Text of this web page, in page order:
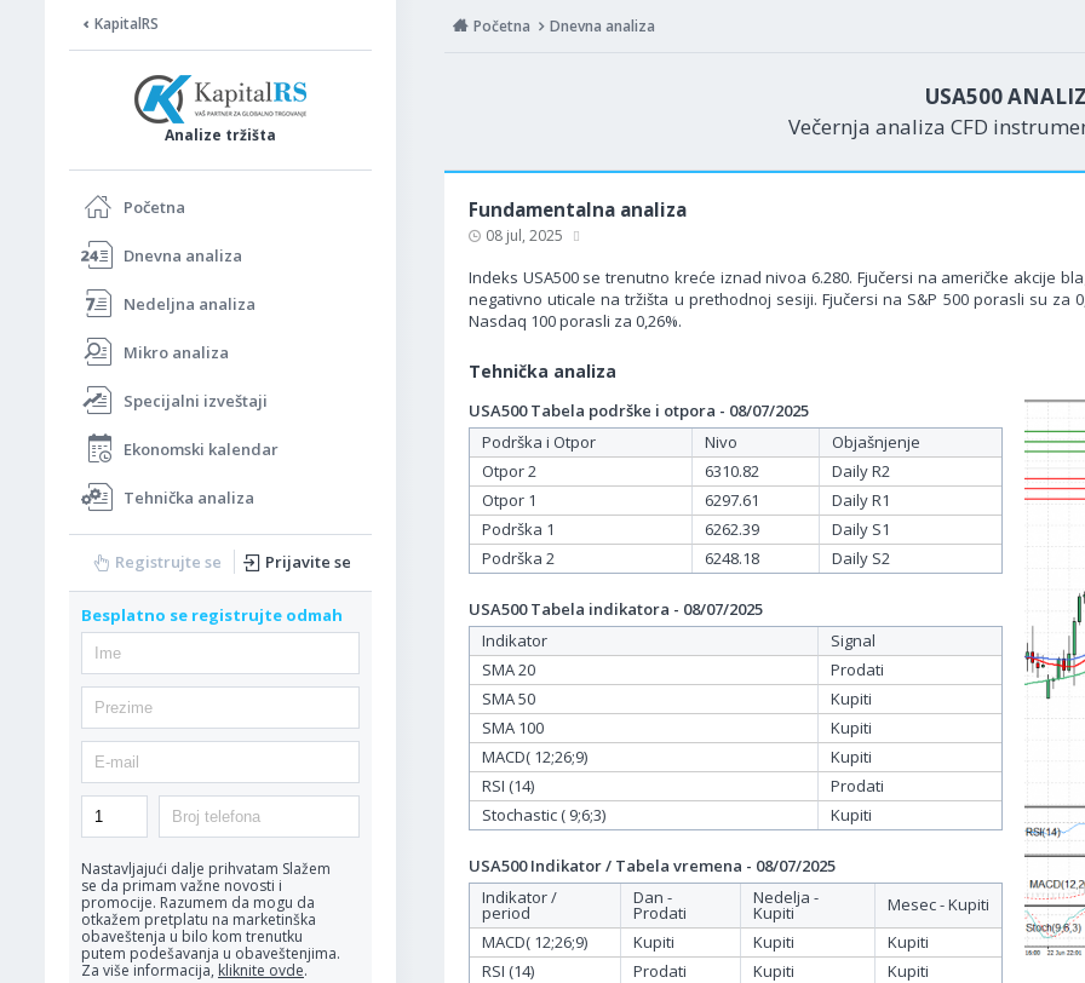
KapitalRS
Analize tržišta
Početna
Dnevna analiza
Nedeljna analiza
Mikro analiza
Specijalni izveštaji
Ekonomski kalendar
Tehnička analiza
Registrujte se Prijavite se
Besplatno se registrujte odmah
Nastavljajući dalje prihvatam Slažem
se da primam važne novosti i
promocije. Razumem da mogu da
otkažem pretplatu na marketinška
obaveštenja u bilo kom trenutku
putem podešavanja u obaveštenjima.
Za više informacija, kliknite ovde.
Početna Dnevna analiza
USA500
Večernja analiza CFD
Fundamentalna analiza
08 jul, 2025
Indeks USA500 se trenutno kreće iznad nivoa 6.280. Fjučersi na američke akcije
negativno uticale na tržišta u prethodnoj sesiji. Fjučersi na S&P 500 porasli su za
Nasdaq 100 porasli za 0,26%.
Tehnička analiza
USA500 Tabela podrške i otpora - 08/07/2025
Podrška i Otpor
Nivo
Objašnjenje
Otpor 2
6310.82
Daily R2
Otpor 1
6297.61
Daily R1
Podrška 1
6262.39
Daily S1
Podrška 2
6248.18 Daily S2
USA500 Tabela indikatora - 08/07/2025
Indikator
Signal
SMA 20
Prodati
SMA 50
Kupiti
SMA 100
Kupiti
MACD( 12;26;9)
Kupiti
RSI (14)
Prodati
Stochastic ( 9;6;3)
Kupiti
USA500 Indikator / Tabela vremena - 08/07/2025
Indikator /
period
Dan -
Prodati
Nedelja -
Kupiti
Mesec - Kupiti
MACD( 12;26;9)
Kupiti Kupiti
Kupiti
RSI (14)
Prodati Kupiti
Kupiti